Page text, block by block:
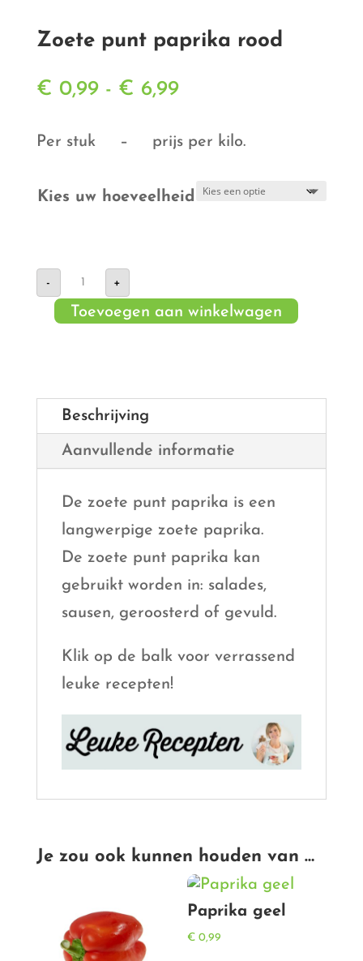
Zoete punt paprika rood
€ 0,99 - € 6,99Prijsklasse:
tot
Per stuk – prijs per kilo.
Kies uw hoeveelheid
-
Zoete
paprika
rood
+
Toevoegen aan winkelwagen
Beschrijving
Aanvullende informatie
De zoete punt paprika is een
langwerpige zoete paprika.
De zoete punt paprika kan
gebruikt worden in: salades,
sausen, geroosterd of gevuld.
Klik op de balk voor verrassend
leuke recepten!
Je zou ook kunnen houden van …
Paprika geel
€ 0,99